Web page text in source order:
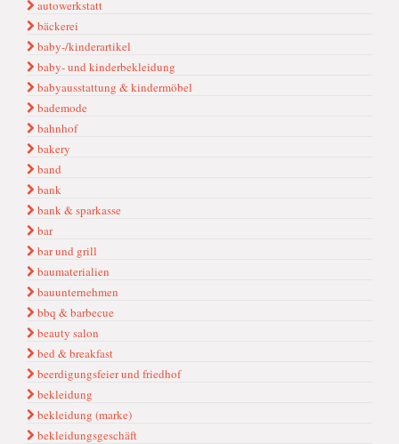
autowerkstatt
bäckerei
baby-/kinderartikel
baby- und kinderbekleidung
babyausstattung & kindermöbel
bademode
bahnhof
bakery
band
bank
bank & sparkasse
bar
bar und grill
baumaterialien
bauunternehmen
bbq & barbecue
beauty salon
bed & breakfast
beerdigungsfeier und friedhof
bekleidung
bekleidung (marke)
bekleidungsgeschäft